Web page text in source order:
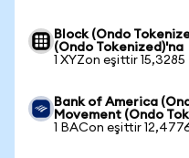
Block (Ondo
(Ondo Tokenized)'na
1 XYZon eşittir 15,3285
Bank of America
Movement (Ondo
1 BACon eşittir